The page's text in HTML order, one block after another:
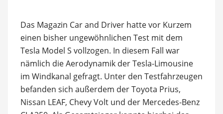
Das Magazin Car and Driver hatte vor Kurzem
einen bisher ungewöhnlichen Test mit dem
Tesla Model S vollzogen. In diesem Fall war
nämlich die Aerodynamik der Tesla-Limousine
im Windkanal gefragt. Unter den Testfahrzeugen
befanden sich außerdem der Toyota Prius,
Nissan LEAF, Chevy Volt und der Mercedes-Benz